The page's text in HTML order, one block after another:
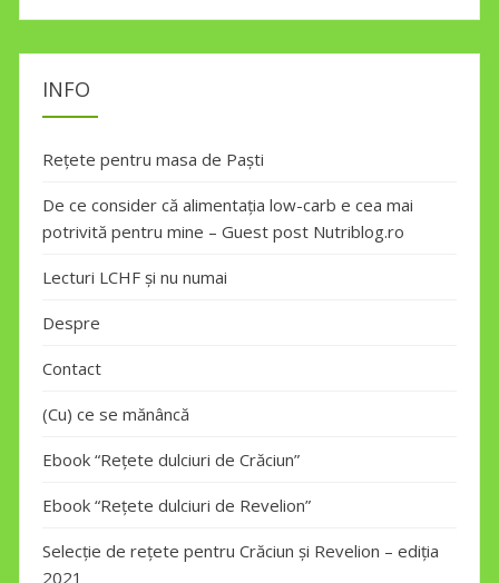
INFO
Rețete pentru masa de Paști
De ce consider că alimentația low-carb e cea mai
potrivită pentru mine – Guest post Nutriblog.ro
Lecturi LCHF și nu numai
Despre
Contact
(Cu) ce se mănâncă
Ebook “Rețete dulciuri de Crăciun”
Ebook “Rețete dulciuri de Revelion”
Selecție de rețete pentru Crăciun și Revelion – ediția
2021